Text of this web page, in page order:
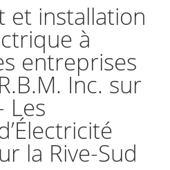
et installation
à
entreprises
Inc. sur
Les
la Rive-Sud